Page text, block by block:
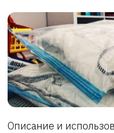
Описание и